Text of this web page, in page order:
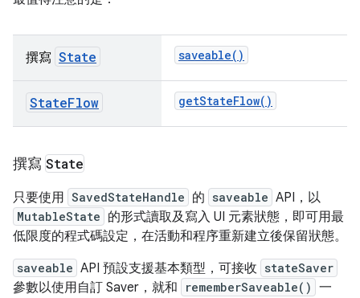
撰寫 State saveable()
StateFlow getStateFlow()
撰寫 State
只要使用 SavedStateHandle 的 saveable API，以
MutableState 的形式讀取及寫入 UI 元素狀態，即可用最
低限度的程式碼設定，在活動和程序重新建立後保留狀態。
saveable API 預設支援基本類型，可接收 stateSaver
參數以使用自訂 Saver，就和 rememberSaveable() 一